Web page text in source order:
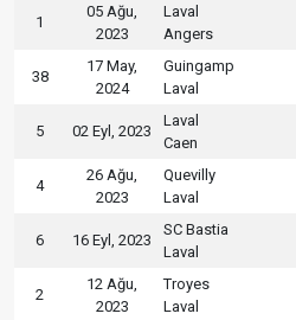
1
05 Ağu,
2023
Laval
Angers
38
17 May,
2024
Guingamp
Laval
5 02 Eyl, 2023
Laval
Caen
4
26 Ağu,
2023
Quevilly
Laval
6 16 Eyl, 2023
SC Bastia
Laval
2
12 Ağu,
2023
Troyes
Laval